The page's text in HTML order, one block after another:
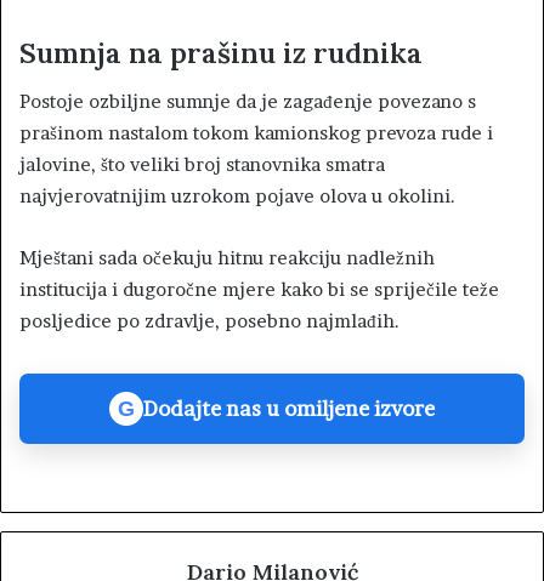
Sumnja na prašinu iz rudnika
Postoje ozbiljne sumnje da je zagađenje povezano s
prašinom nastalom tokom kamionskog prevoza rude i
jalovine, što veliki broj stanovnika smatra
najvjerovatnijim uzrokom pojave olova u okolini.
Mještani sada očekuju hitnu reakciju nadležnih
institucija i dugoročne mjere kako bi se spriječile teže
posljedice po zdravlje, posebno najmlađih.
G Dodajte nas u omiljene izvore
Dario Milanović